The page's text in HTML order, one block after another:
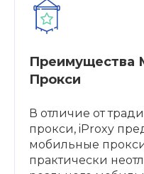
Преимущества
Прокси
В отличие от
прокси, iProxy
мобильные
практически